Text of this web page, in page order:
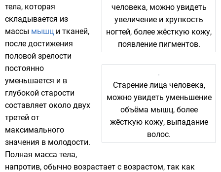
человека, можно увидеть
увеличение и хрупкость
ногтей, более жёсткую кожу,
появление пигментов.
Старение лица человека,
можно увидеть уменьшение
объёма мышц, более
жёсткую кожу, выпадание
волос.
тела, которая
складывается из
массы мышц и тканей,
после достижения
половой зрелости
постоянно
уменьшается и в
глубокой старости
составляет около двух
третей от
максимального
значения в молодости.
Полная масса тела,
напротив, обычно возрастает с возрастом, так как